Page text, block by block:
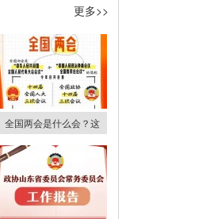
更多>>
全国两会是什么会？这